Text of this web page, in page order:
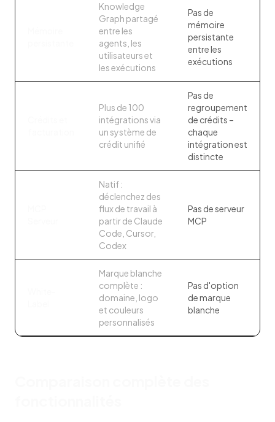
Knowledge
Graph partagé
entre les
agents, les
utilisateurs et
les exécutions
Pas de
mémoire
persistante
entre les
exécutions
Plus de 100
intégrations via
un système de
crédit unifié
Pas de
regroupement
de crédits –
chaque
intégration est
distincte
Natif :
déclenchez des
flux de travail à
partir de Claude
Code, Cursor,
Codex
Pas de serveur
MCP
Marque blanche
complète :
domaine, logo
et couleurs
personnalisés
Pas d'option
de marque
blanche